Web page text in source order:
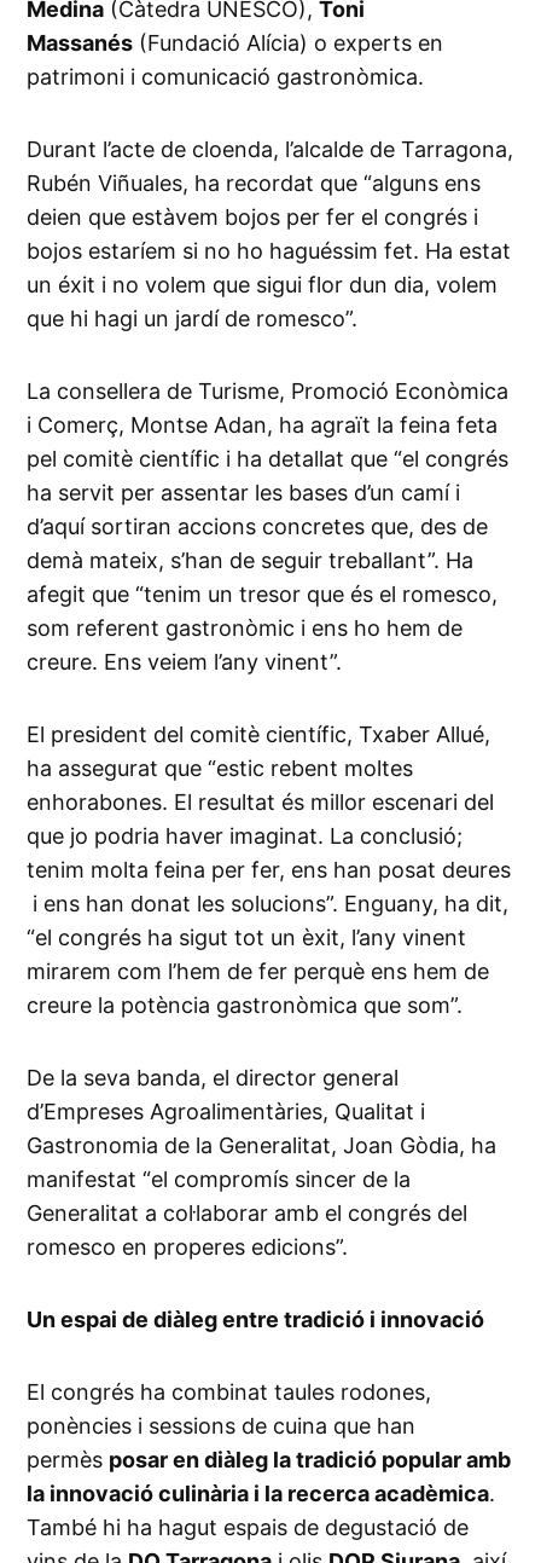
Medina (Càtedra UNESCO),Toni
Massanés (Fundació Alícia) o experts en
patrimoni i comunicació gastronòmica.
Durant l’acte de cloenda, l’alcalde de Tarragona,
Rubén Viñuales, ha recordat que “alguns ens
deien que estàvem bojos per fer el congrés i
bojos estaríem si no ho haguéssim fet. Ha estat
un éxit i no volem que sigui flor dun dia, volem
que hi hagi un jardí de romesco”.
La consellera de Turisme, Promoció Econòmica
i Comerç, Montse Adan, ha agraït la feina feta
pel comitè científic i ha detallat que “el congrés
ha servit per assentar les bases d’un camí i
d’aquí sortiran accions concretes que, des de
demà mateix, s’han de seguir treballant”. Ha
afegit que “tenim un tresor que és el romesco,
som referent gastronòmic i ens ho hem de
creure. Ens veiem l’any vinent”.
El president del comitè científic, Txaber Allué,
ha assegurat que “estic rebent moltes
enhorabones. El resultat és millor escenari del
que jo podria haver imaginat. La conclusió;
tenim molta feina per fer, ens han posat deures
i ens han donat les solucions”. Enguany, ha dit,
“el congrés ha sigut tot un èxit, l’any vinent
mirarem com l’hem de fer perquè ens hem de
creure la potència gastronòmica que som”.
De la seva banda, el director general
d’Empreses Agroalimentàries, Qualitat i
Gastronomia de la Generalitat, Joan Gòdia, ha
manifestat “el compromís sincer de la
Generalitat a col·laborar amb el congrés del
romesco en properes edicions”.
Un espai de diàleg entre tradició i innovació
El congrés ha combinat taules rodones,
ponències i sessions de cuina que han
permès posar en diàleg la tradició popular amb
la innovació culinària i la recerca acadèmica.
També hi ha hagut espais de degustació de